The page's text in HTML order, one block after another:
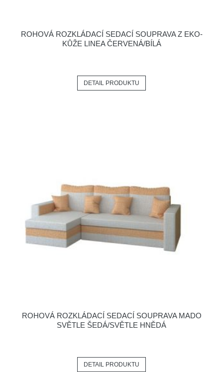
ROHOVÁ ROZKLÁDACÍ SEDACÍ SOUPRAVA Z EKO-
KŮŽE LINEA ČERVENÁ/BÍLÁ
DETAIL PRODUKTU
ROHOVÁ ROZKLÁDACÍ SEDACÍ SOUPRAVA MADO
SVĚTLE ŠEDÁ/SVĚTLE HNĚDÁ
DETAIL PRODUKTU